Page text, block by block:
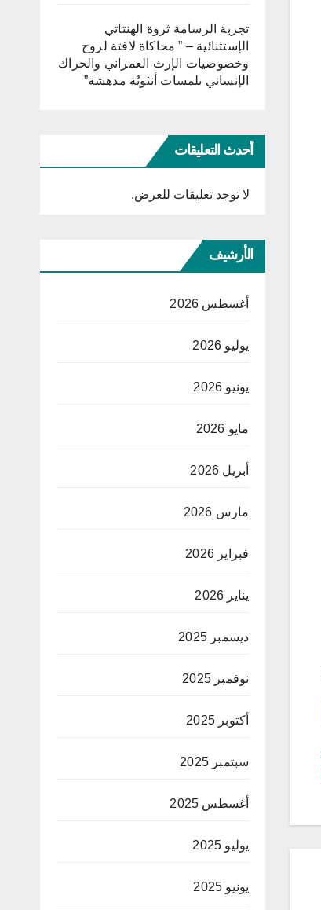
تجربة الرسامة ثروة الهنتاتي
الإستثنائية – ” محاكاة لافتة لروح
وخصوصيات الإرث العمراني والحراك
الإنساني بلمسات أنثويٌة مدهشة”
أحدث التعليقات
لا توجد تعليقات للعرض.
الأرشيف
أغسطس 2026
يوليو 2026
يونيو 2026
مايو 2026
أبريل 2026
مارس 2026
فبراير 2026
يناير 2026
ديسمبر 2025
نوفمبر 2025
أكتوبر 2025
سبتمبر 2025
أغسطس 2025
يوليو 2025
يونيو 2025